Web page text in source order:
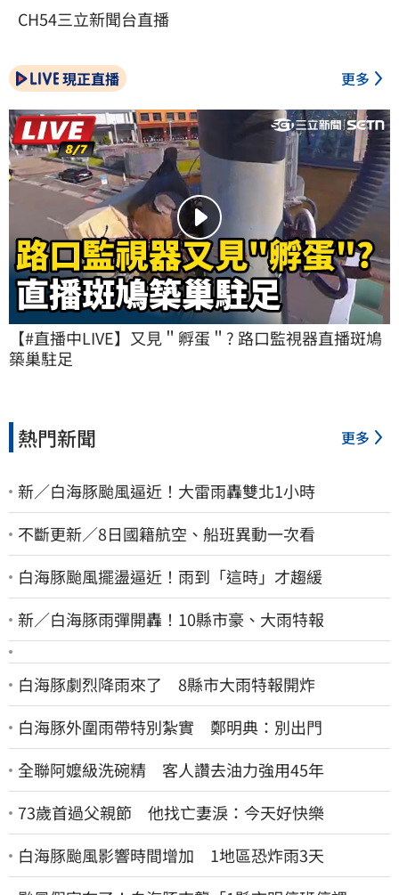
CH54三立新聞台直播
現正直播 更多
【#直播中LIVE】又見＂孵蛋＂? 路口監視器直播斑鳩
築巢駐足
熱門新聞 更多
新／白海豚颱風逼近！大雷雨轟雙北1小時
不斷更新／8日國籍航空、船班異動一次看
白海豚颱風擺盪逼近！雨到「這時」才趨緩
新／白海豚雨彈開轟！10縣市豪、大雨特報
白海豚劇烈降雨來了 8縣市大雨特報開炸
白海豚外圍雨帶特別紮實 鄭明典：別出門
全聯阿嬤級洗碗精 客人讚去油力強用45年
73歲首過父親節 他找亡妻淚：今天好快樂
白海豚颱風影響時間增加 1地區恐炸雨3天